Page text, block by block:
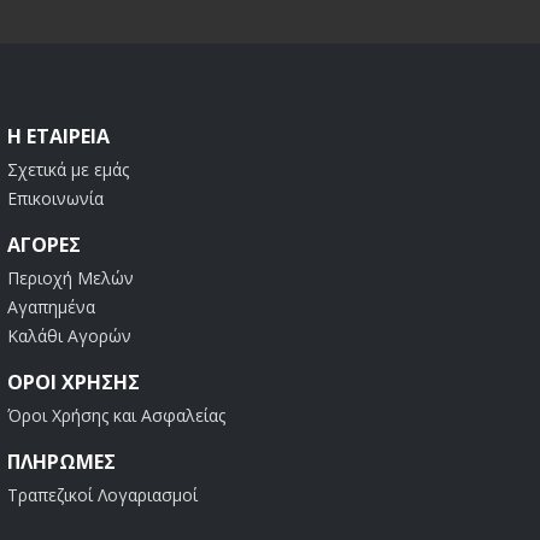
Η ΕΤΑΙΡΕΊΑ
Σχετικά με εμάς
Επικοινωνία
ΑΓΟΡΈΣ
Περιοχή Μελών
Αγαπημένα
Καλάθι Αγορών
ΟΡΟΙ ΧΡΗΣΗΣ
Όροι Χρήσης και Ασφαλείας
ΠΛΗΡΩΜΕΣ
Τραπεζικοί Λογαριασμοί